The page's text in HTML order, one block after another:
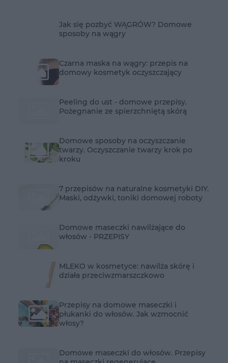
Jak się pozbyć WĄGRÓW? Domowe
sposoby na wągry
Czarna maska na wągry: przepis na
domowy kosmetyk oczyszczający
Peeling do ust - domowe przepisy.
Pożegnanie ze spierzchniętą skórą
Domowe sposoby na oczyszczanie
twarzy. Oczyszczanie twarzy krok po
kroku
7 przepisów na naturalne kosmetyki DIY.
Maski, odżywki, toniki domowej roboty
Domowe maseczki nawilżające do
włosów - PRZEPISY
MLEKO w kosmetyce: nawilża skórę i
działa przeciwzmarszczkowo
Przepisy na domowe maseczki i
płukanki do włosów. Jak wzmocnić
włosy?
Domowe maseczki do włosów. Przepisy